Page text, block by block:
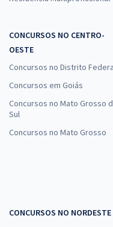
CONCURSOS NO CENTRO-
OESTE
Concursos no Distrito
Concursos em Goiás
Concursos no Mato Grosso
Sul
Concursos no Mato Grosso
CONCURSOS NO NORDESTE